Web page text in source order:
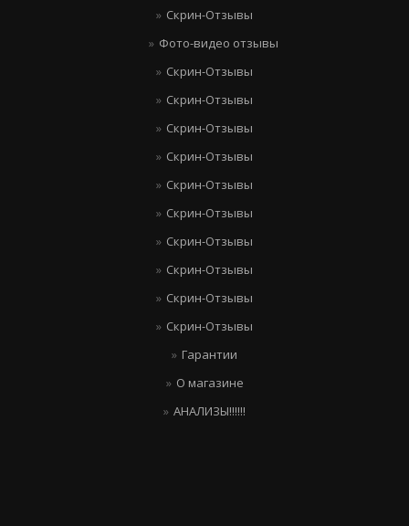
Скрин-Отзывы
Фото-видео отзывы
Скрин-Отзывы
Скрин-Отзывы
Скрин-Отзывы
Скрин-Отзывы
Скрин-Отзывы
Скрин-Отзывы
Скрин-Отзывы
Скрин-Отзывы
Скрин-Отзывы
Скрин-Отзывы
Гарантии
О магазине
АНАЛИЗЫ!!!!!!